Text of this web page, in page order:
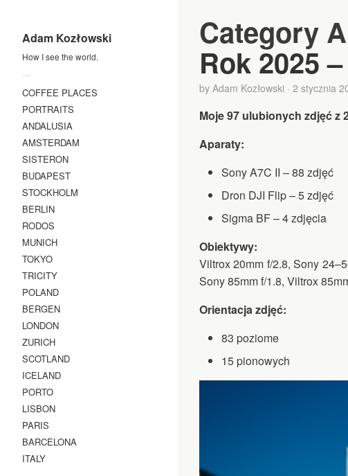
Adam Kozłowski
How I see the world.
—
COFFEE PLACES
PORTRAITS
ANDALUSIA
AMSTERDAM
SISTERON
BUDAPEST
STOCKHOLM
BERLIN
RODOS
MUNICH
TOKYO
TRICITY
POLAND
BERGEN
LONDON
ZURICH
SCOTLAND
ICELAND
PORTO
LISBON
PARIS
BARCELONA
ITALY
Category
Rok 2025
by Adam Kozłowski · 2 stycznia
Moje 97 ulubionych zdjęć z
Aparaty:
Sony A7C II – 88 zdjęć
Dron DJI Flip – 5 zdjęć
Sigma BF – 4 zdjęcia
Obiektywy:
Viltrox 20mm f/2.8, Sony
Sony 85mm f/1.8, Viltrox
Orientacja zdjęć:
83 poziome
15 pionowych